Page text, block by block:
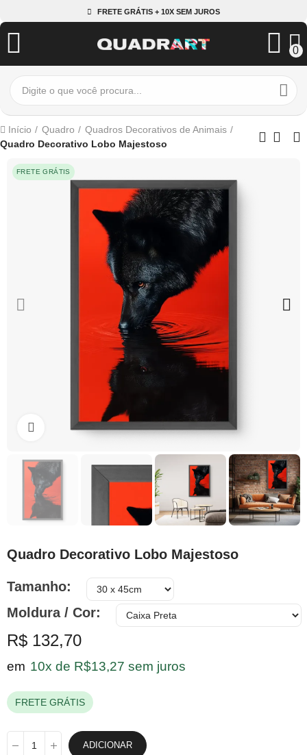
FRETE GRÁTIS + 10X SEM JUROS
0
Início Quadro
Quadros Decorativos de Animais
Quadro Decorativo Lobo Majestoso
FRETE GRÁTIS
Clique para ampliar
Quadro Decorativo Lobo Majestoso
Tamanho
Moldura / Cor
R$ 132,70
em 10x de R$13,27 sem juros
FRETE GRÁTIS
ADICIONAR